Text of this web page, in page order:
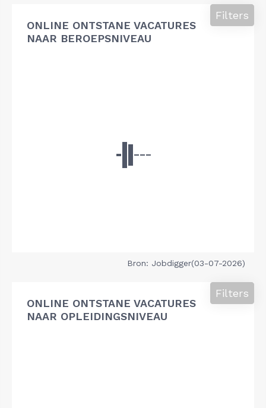
ONLINE ONTSTANE VACATURES
NAAR BEROEPSNIVEAU
Filters
Bron: Jobdigger(03-07-2026)
ONLINE ONTSTANE VACATURES
NAAR OPLEIDINGSNIVEAU
Filters